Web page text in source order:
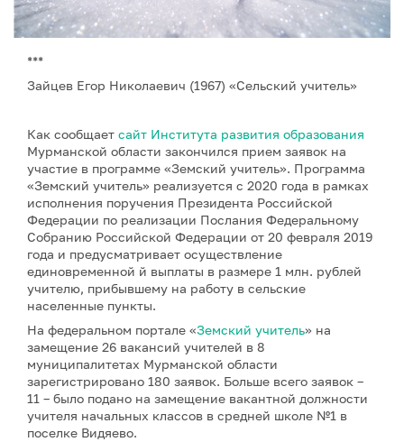
***
Зайцев Егор Николаевич (1967) «Сельский учитель»
Как сообщает сайт Института развития образования
Мурманской области закончился прием заявок на
участие в программе «Земский учитель». Программа
«Земский учитель» реализуется с 2020 года в рамках
исполнения поручения Президента Российской
Федерации по реализации Послания Федеральному
Собранию Российской Федерации от 20 февраля 2019
года и предусматривает осуществление
единовременной й выплаты в размере 1 млн. рублей
учителю, прибывшему на работу в сельские
населенные пункты.
На федеральном портале «Земский учитель» на
замещение 26 вакансий учителей в 8
муниципалитетах Мурманской области
зарегистрировано 180 заявок. Больше всего заявок –
11 – было подано на замещение вакантной должности
учителя начальных классов в средней школе №1 в
поселке Видяево.